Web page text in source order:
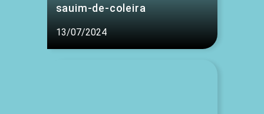
sauim-de-coleira
13/07/2024